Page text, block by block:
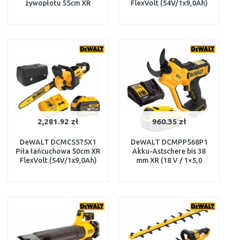
żywopłotu 55cm XR
DO KOSZYKA
FlexVolt (54V/1x9,0Ah)
DO KOSZYKA
2,281.92 zł
DeWALT DCMCS575X1
Piła łańcuchowa 50cm XR
FlexVolt (54V/1x9,0Ah)
DO KOSZYKA
960.35 zł
DeWALT DCMPP568P1
Akku-Astschere bis 38
mm XR (18 V / 1×5,0
DO KOSZYKA